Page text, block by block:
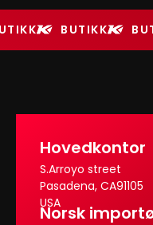
BUTIKK
Hovedkontor
S.Arroyo street
Pasadena, CA91105
USA
Norsk